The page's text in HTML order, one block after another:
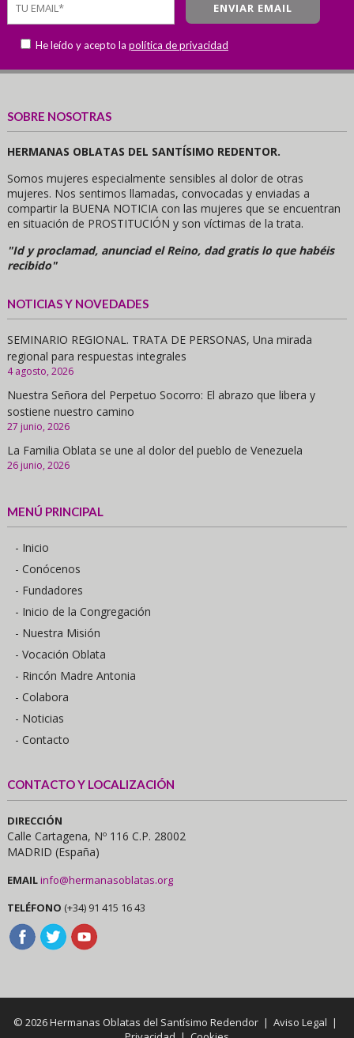
He leído y acepto la política de privacidad
SOBRE NOSOTRAS
HERMANAS OBLATAS DEL SANTÍSIMO REDENTOR.
Somos mujeres especialmente sensibles al dolor de otras
mujeres. Nos sentimos llamadas, convocadas y enviadas a
compartir la BUENA NOTICIA con las mujeres que se encuentran
en situación de PROSTITUCIÓN y son víctimas de la trata.
"Id y proclamad, anunciad el Reino, dad gratis lo que habéis
recibido"
NOTICIAS Y NOVEDADES
SEMINARIO REGIONAL. TRATA DE PERSONAS, Una mirada
regional para respuestas integrales
4 agosto, 2026
Nuestra Señora del Perpetuo Socorro: El abrazo que libera y
sostiene nuestro camino
27 junio, 2026
La Familia Oblata se une al dolor del pueblo de Venezuela
26 junio, 2026
MENÚ PRINCIPAL
- Inicio
- Conócenos
- Fundadores
- Inicio de la Congregación
- Nuestra Misión
- Vocación Oblata
- Rincón Madre Antonia
- Colabora
- Noticias
- Contacto
CONTACTO Y LOCALIZACIÓN
DIRECCIÓN
Calle Cartagena, Nº 116 C.P. 28002
MADRID (España)
EMAILinfo@hermanasoblatas.org
TELÉFONO (+34) 91 415 16 43
© 2026 Hermanas Oblatas del Santísimo Redendor |Aviso Legal |